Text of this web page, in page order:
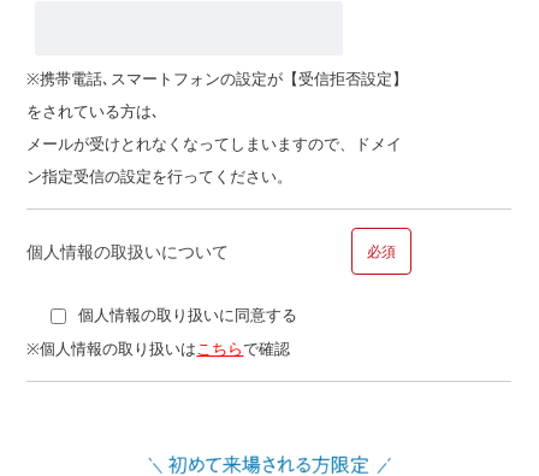
※携帯電話､スマートフォンの設定が【受信拒否設定】
をされている方は､
メールが受けとれなくなってしまいますので、ドメイ
ン指定受信の設定を行ってください。
個人情報の取扱いについて 必須
個人情報の取り扱いに同意する
※個人情報の取り扱いはこちらで確認
その他
勤務先